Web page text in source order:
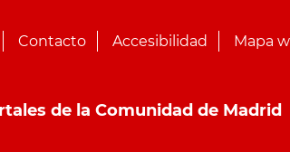
Contacto Accesibilidad Mapa
de la Comunidad de Madrid